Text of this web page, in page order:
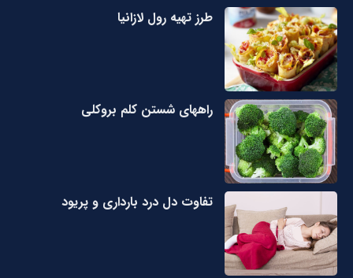
طرز تهیه رول لازانیا
راههای شستن کلم بروکلی
تفاوت دل درد بارداری و پریود